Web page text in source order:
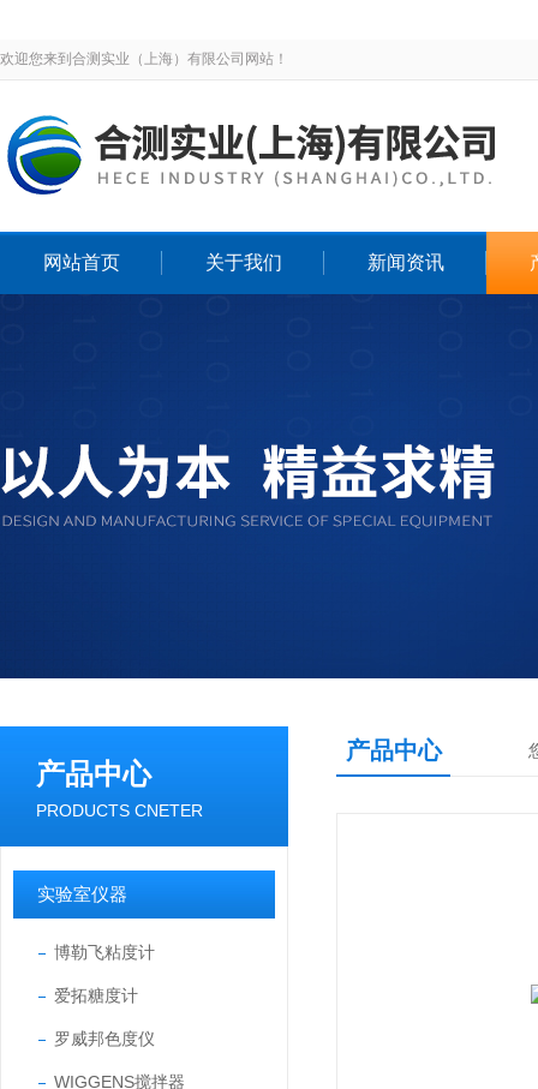
欢迎您来到合测实业（上海）有限公司网站！
网站首页 关于我们 新闻资讯
产品中心
PRODUCTS CNETER
实验室仪器
博勒飞粘度计
爱拓糖度计
罗威邦色度仪
WIGGENS搅拌器
产品中心